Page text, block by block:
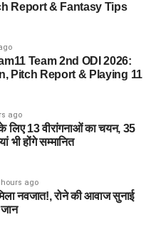
Report & Fantasy Tips
Team 2nd ODI 2026:
Pitch Report & Playing 11
ago
लिए 13 वीरांगनाओं का चयन, 35
भी होंगे सम्मानित
hours ago
नवजात!, रोने की आवाज सुनाई